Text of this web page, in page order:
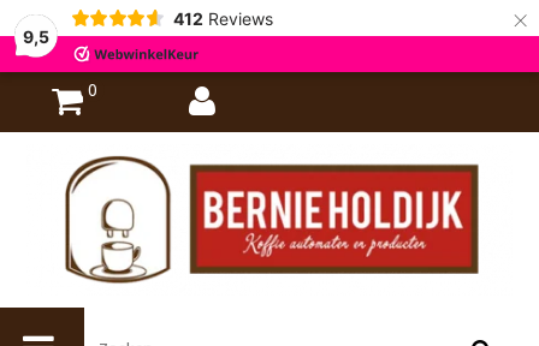
9,5
412 Reviews ×
0